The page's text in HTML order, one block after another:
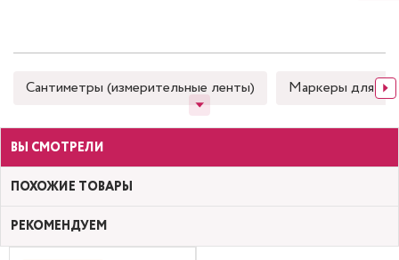
Сантиметры (измерительные ленты) Маркеры для
ВЫ СМОТРЕЛИ
ПОХОЖИЕ ТОВАРЫ
РЕКОМЕНДУЕМ